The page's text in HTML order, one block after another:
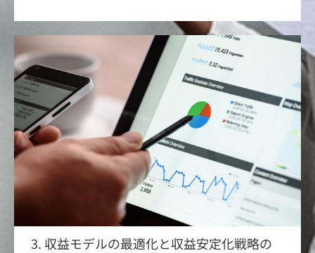
3. 収益モデルの最適化と収益安定化戦略の